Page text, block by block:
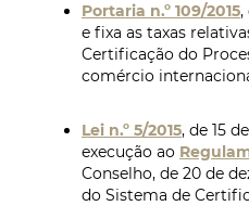
Portaria n.º 109/2015,
e fixa as taxas
Certificação do
comércio
Lei n.º 5/2015, de 15
execução ao
Conselho, de 20 de
do Sistema de